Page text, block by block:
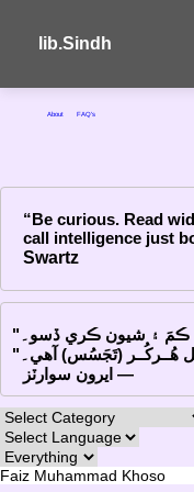
About FAQ's
lib.Sindh
“Be curious. Read
call intelligence just
Swartz
"تَجَسُس بي انت پڙهائي نوان نوان تجربا، ڪمَ ۽ شيون ڪري ڏسو۔
هُــرکُــر (تَجَسُس) آهي۔"
― ايرون سوارٽز